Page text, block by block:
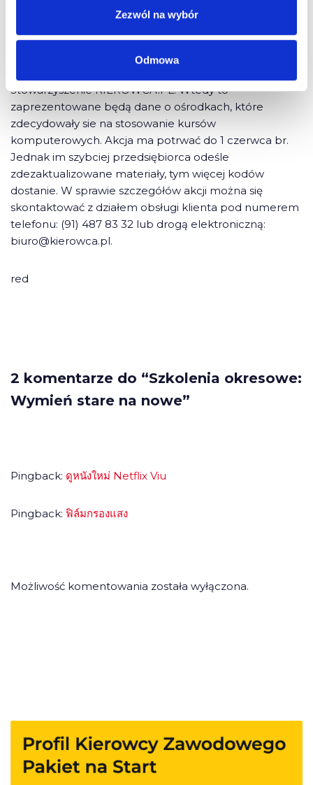
Zezwól na wybór
Odmowa
Po zakończeniu wymiany płyt rozpocznie się
ogólnopolska kampania informacyjna skierowana do
urzędników oraz mediów związanych z branżą szkoleń
Stowarzyszenie KIEROWCA.PL. Wtedy to
zaprezentowane będą dane o ośrodkach, które
zdecydowały sie na stosowanie kursów
komputerowych. Akcja ma potrwać do 1 czerwca br.
Jednak im szybciej przedsiębiorca odeśle
zdezaktualizowane materiały, tym więcej kodów
dostanie. W sprawie szczegółów akcji można się
skontaktować z działem obsługi klienta pod numerem
telefonu: (91) 487 83 32 lub drogą elektroniczną:
biuro@kierowca.pl.
red
2 komentarze do “Szkolenia okresowe:
Wymień stare na nowe”
Pingback: ดูหนังใหม่ Netflix Viu
Pingback: ฟิล์มกรองแสง
Możliwość komentowania została wyłączona.